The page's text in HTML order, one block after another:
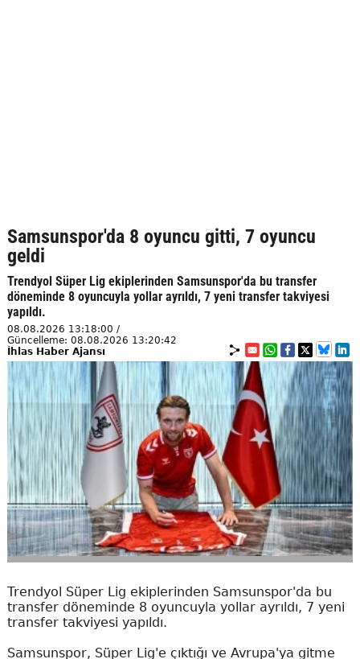
Samsunspor'da 8 oyuncu gitti, 7 oyuncu
geldi
Trendyol Süper Lig ekiplerinden Samsunspor'da bu transfer
döneminde 8 oyuncuyla yollar ayrıldı, 7 yeni transfer takviyesi
yapıldı.
08.08.2026 13:18:00 /
Güncelleme: 08.08.2026 13:20:42
İhlas Haber Ajansı
Trendyol Süper Lig ekiplerinden Samsunspor'da bu
transfer döneminde 8 oyuncuyla yollar ayrıldı, 7 yeni
transfer takviyesi yapıldı.
Samsunspor, Süper Lig'e çıktığı ve Avrupa'ya gitme